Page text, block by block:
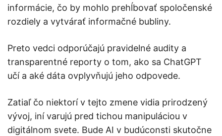
informácie, čo by mohlo prehĺbovať spoločenské
rozdiely a vytvárať informačné bubliny.
Preto vedci odporúčajú pravidelné audity a
transparentné reporty o tom, ako sa ChatGPT
učí a aké dáta ovplyvňujú jeho odpovede.
Zatiaľ čo niektorí v tejto zmene vidia prirodzený
vývoj, iní varujú pred tichou manipuláciou v
digitálnom svete. Bude AI v budúconsti skutočne